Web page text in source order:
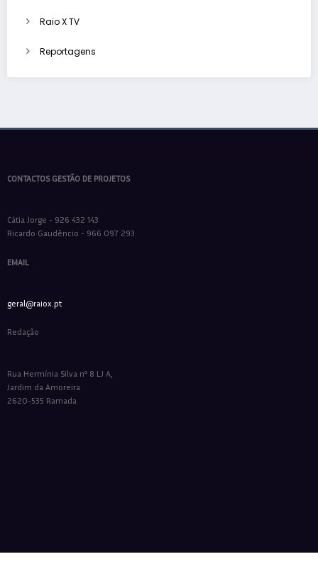
Raio X TV
Reportagens
CONTACTOS GESTÃO DE PROJETOS
Cátia Jorge - 926 432 143
Ricardo Gaudêncio - 966 097 293
EMAIL
geral@raiox.pt
Redação
Rua Hermínia Silva nº 8 LJ A,
Jardim da Amoreira
2620-535 Ramada